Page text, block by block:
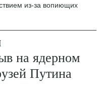
из-за вопиющих
на ядерном
Путина